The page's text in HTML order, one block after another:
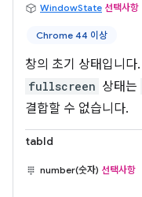
WindowState 선택사항
Chrome 44 이상
창의 초기 상태입니다.
fullscreen 상태는
결합할 수 없습니다.
tabId
number(숫자) 선택사항